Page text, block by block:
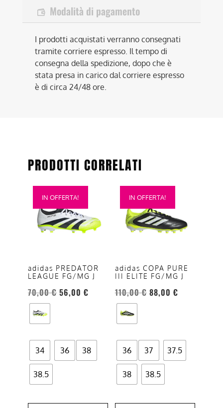
Modalità di pagamento
I prodotti acquistati verranno consegnati
tramite corriere espresso. Il tempo di
consegna della spedizione, dopo che è
stata presa in carico dal corriere espresso
è di circa 24/48 ore.
PRODOTTI CORRELATI
IN OFFERTA!
adidas PREDATOR
LEAGUE FG/MG J
70,00€ 56,00 €
34 36 38
38.5
Questo
prodotto
più
opzioni
possono
essere
scelte
nella
del
prodotto
IN OFFERTA!
adidas COPA PURE
III ELITE FG/MG J
110,00€ 88,00 €
36 37 37.5
38 38.5
Questo
prodotto
opzioni
possono
essere
scelte
nella
del
prodotto